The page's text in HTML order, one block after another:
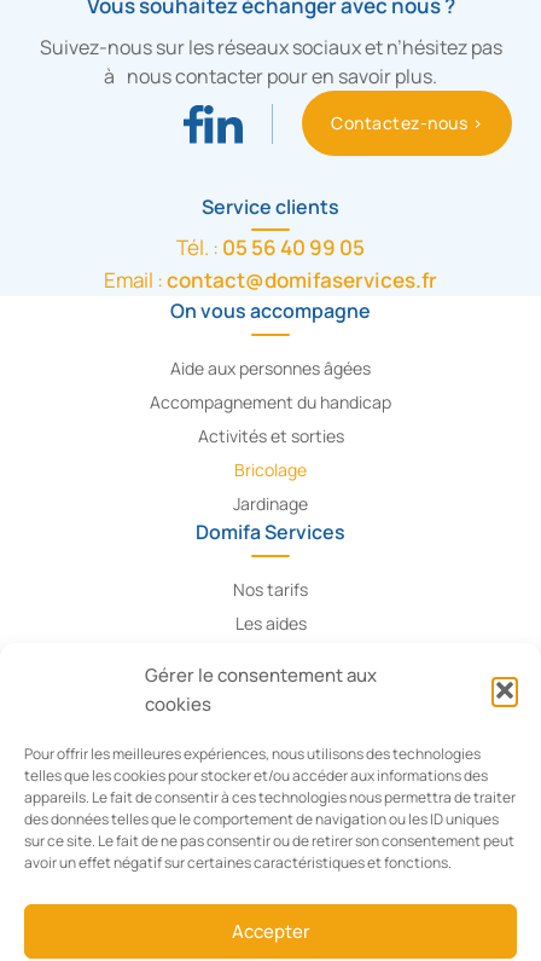
Gérer le consentement aux
cookies
Pour offrir les meilleures expériences, nous utilisons des technologies
telles que les cookies pour stocker et/ou accéder aux informations des
appareils. Le fait de consentir à ces technologies nous permettra de traiter
des données telles que le comportement de navigation ou les ID uniques
sur ce site. Le fait de ne pas consentir ou de retirer son consentement peut
avoir un effet négatif sur certaines caractéristiques et fonctions.
Accepter
Vous souhaitez échanger avec nous ?
Suivez-nous sur les réseaux sociaux et n’hésitez pas
à nous contacter pour en savoir plus.
Contactez-nous >
Service clients
Tél. : 05 56 40 99 05
Email :contact@domifaservices.fr
On vous accompagne
Aide aux personnes âgées
Accompagnement du handicap
Activités et sorties
Bricolage
Jardinage
Domifa Services
Nos tarifs
Les aides
Informations Légales
Politique de confidentialité
Conditions générales de vente
Mentions légales
Gestion des cookies
4.1